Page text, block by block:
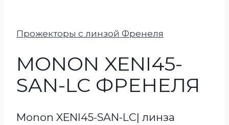
Прожекторы с линзой Френеля
MONON XENI45-
SAN-LC ФРЕНЕЛЯ
Monon XENI45-SAN-LC| линза